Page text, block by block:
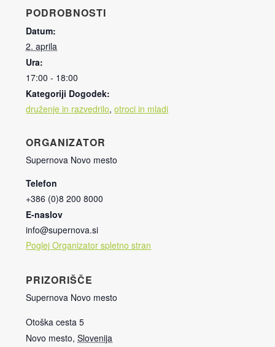
PODROBNOSTI
Datum:
2. aprila
Ura:
17:00 - 18:00
Kategoriji Dogodek:
druženje in razvedrilo,otroci in mladi
ORGANIZATOR
Supernova Novo mesto
Telefon
+386 (0)8 200 8000
E-naslov
info@supernova.si
Poglej Organizator spletno stran
PRIZORIŠČE
Supernova Novo mesto
Otoška cesta 5
Novo mesto, Slovenija